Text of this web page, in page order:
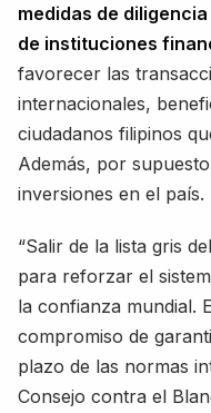
medidas de
de instituciones
favorecer las
internacionales,
ciudadanos filipinos
Además, por
inversiones en el país.
“Salir de la lista gris
para reforzar el
la confianza mundial.
compromiso de
plazo de las normas
Consejo contra el